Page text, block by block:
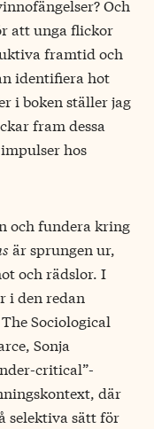
Och
att unga flickor
framtid och
identifiera hot
i boken ställer jag
fram dessa
hos
och fundera kring
är sprungen ur,
och rädslor. I
i den redan
The Sociological
Sonja
critical”-
där
selektiva sätt för